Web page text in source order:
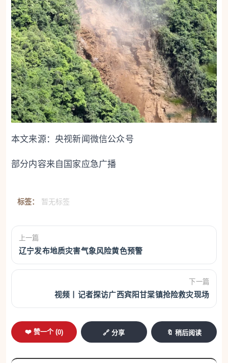
本文来源：央视新闻微信公众号
部分内容来自国家应急广播
标签： 暂无标签
上一篇
辽宁发布地质灾害气象风险黄色预警
下一篇
视频丨记者探访广西宾阳甘棠镇抢险救灾现场
❤️ 赞一个 (0) 🔗 分享 🔖 稍后阅读